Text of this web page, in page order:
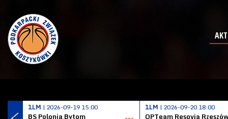
1LM | 2026-09-19 15:00
BS Polonia Bytom
1LM | 2026-09-20 18:00
OPTeam Resovia Rzeszów